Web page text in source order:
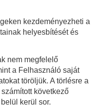
kezdeményezheti a
helyesbítését és
nem megfelelő
a Felhasználó saját
töröljük. A törlésre a
következő
kerül sor.